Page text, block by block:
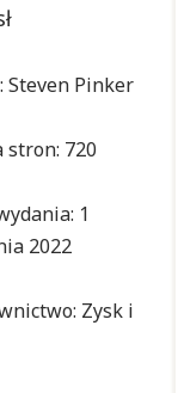
Steven Pinker
stron: 720
1
2022
Zysk i